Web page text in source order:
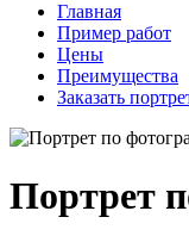
Главная
Пример работ
Цены
Преимущества
Заказать
Портрет